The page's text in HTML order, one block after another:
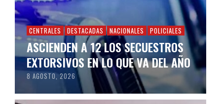
CENTRALES DESTACADAS NACIONALES POLICIALES
ASCIENDEN A 12 LOS SECUESTROS
EXTORSIVOS EN LO QUE VA DEL AÑO
8 AGOSTO, 2026